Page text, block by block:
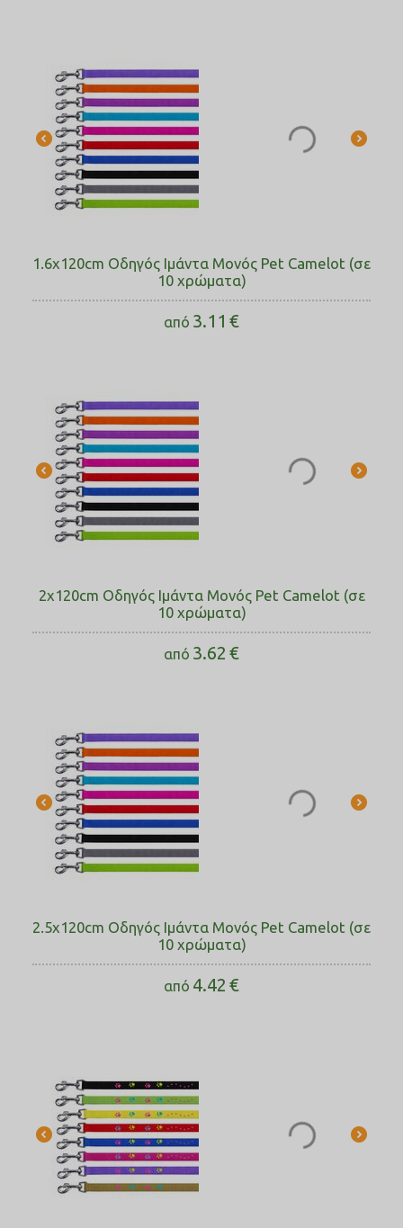
1.6x120cm Οδηγός Ιμάντα Μονός Pet Camelot (σε
10 χρώματα)
από 3.11 €
2x120cm Οδηγός Ιμάντα Μονός Pet Camelot (σε
10 χρώματα)
από 3.62 €
2.5x120cm Οδηγός Ιμάντα Μονός Pet Camelot (σε
10 χρώματα)
από 4.42 €